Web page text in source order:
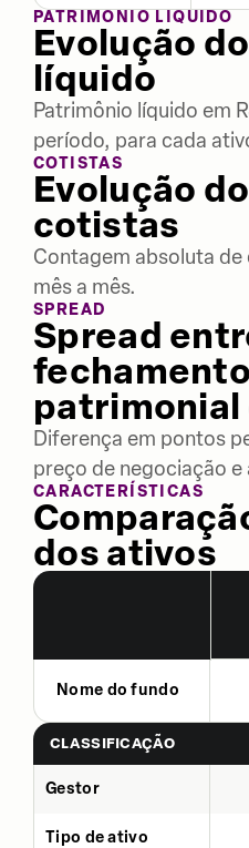
PATRIMÔNIO LÍQUIDO
Evolução
líquido
Patrimônio líquido em
período, para cada
COTISTAS
Evolução
cotistas
Contagem absoluta
mês a mês.
SPREAD
Spread
patrimonial
Diferença em pontos
preço de negociação
CARACTERÍSTICAS
dos ativos
Nome do fundo
CLASSIFICAÇÃO
Gestor
Tipo de ativo